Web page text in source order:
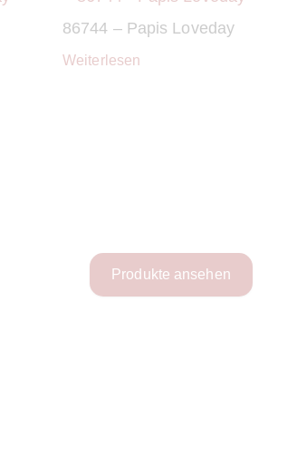
86744 – Papis Loveday
Weiterlesen
Produkte ansehen